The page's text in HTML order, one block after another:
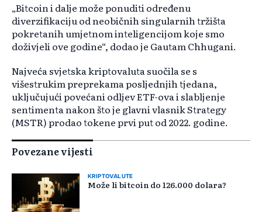
„Bitcoin i dalje može ponuditi određenu
diverzifikaciju od neobičnih singularnih tržišta
pokretanih umjetnom inteligencijom koje smo
doživjeli ove godine“, dodao je Gautam Chhugani.
Najveća svjetska kriptovaluta suočila se s
višestrukim preprekama posljednjih tjedana,
uključujući povećani odljev ETF-ova i slabljenje
sentimenta nakon što je glavni vlasnik Strategy
(MSTR) prodao tokene prvi put od 2022. godine.
Povezane vijesti
KRIPTOVALUTE
Može li bitcoin do 126.000 dolara?